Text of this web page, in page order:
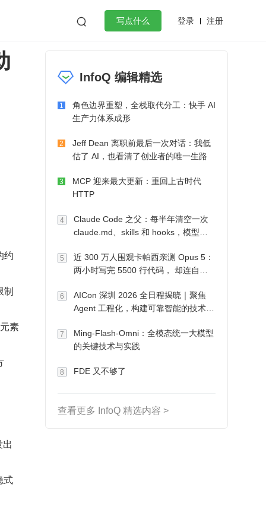
 写点什么 登录 注册
作
微服务架构 flutter
约
制
素
式
InfoQ 编辑精选
1
角色边界重塑，全栈取代分工：快手 AI
生产力体系成形
2
Jeff Dean 离职前最后一次对话：我低
估了 AI，也看清了创业者的唯一生路
3
MCP 迎来最大更新：重回上古时代
HTTP
4
Claude Code 之父：每半年清空一次
claude.md、skills 和 hooks，模型自
5
近 300 万人围观卡帕西亲测 Opus 5：
两小时写完 5500 行代码， 却连自己
6
AICon 深圳 2026 全日程揭晓｜聚焦
Agent 工程化，构建可靠智能的技术路
7
Ming-Flash-Omni：全模态统一大模型
的关键技术与实践
8 FDE 又不够了
查看更多 InfoQ 精选内容 >